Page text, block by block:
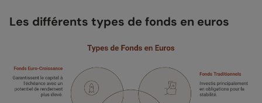
Les différents types de fonds en euros